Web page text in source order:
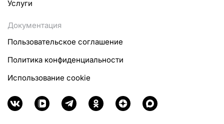
Услуги
Документация
Пользовательское соглашение
Политика конфиденциальности
Использование cookie